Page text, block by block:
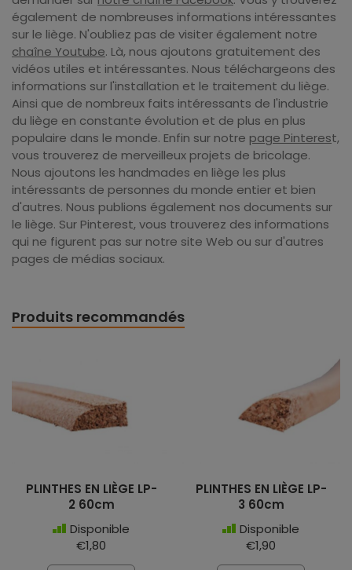
également de nombreuses informations intéressantes
sur le liège. N'oubliez pas de visiter également notre
chaîne Youtube. Là, nous ajoutons gratuitement des
vidéos utiles et intéressantes. Nous téléchargeons des
informations sur l'installation et le traitement du liège.
Ainsi que de nombreux faits intéressants de l'industrie
du liège en constante évolution et de plus en plus
populaire dans le monde. Enfin sur notre page Pinterest,
vous trouverez de merveilleux projets de bricolage.
Nous ajoutons les handmades en liège les plus
intéressants de personnes du monde entier et bien
d'autres. Nous publions également nos documents sur
le liège. Sur Pinterest, vous trouverez des informations
qui ne figurent pas sur notre site Web ou sur d'autres
pages de médias sociaux.
Produits recommandés
PLINTHES EN LIÈGE LP-
2 60cm
Disponible
€1,80
PLINTHES EN LIÈGE LP-
3 60cm
Disponible
€1,90